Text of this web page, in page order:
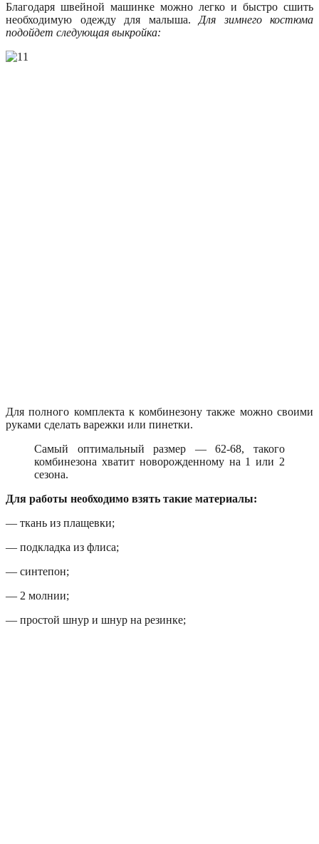
Благодаря швейной машинке можно легко и быстро сшить
необходимую одежду для малыша. Для зимнего костюма
подойдет следующая выкройка:
Для полного комплекта к комбинезону также можно своими
руками сделать варежки или пинетки.
Самый оптимальный размер — 62-68, такого
комбинезона хватит новорожденному на 1 или 2
сезона.
Для работы необходимо взять такие материалы:
— ткань из плащевки;
— подкладка из флиса;
— синтепон;
— 2 молнии;
— простой шнур и шнур на резинке;